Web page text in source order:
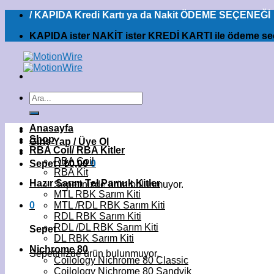
İçeriğe/ KAPIDA Kredi Kartı ya da Nakit ÖDEME SEÇENEĞİ
KAPIDA ister NAKİT ister KREDİ KARTI ile ödeme
Ara:
Giriş Yap / Üye Ol
Sepet /₺0,00 0
Sepetinizde ürün bulunmuyor.
0
Sepet
Sepetinizde ürün bulunmuyor.
Anasayfa
Shop
RBA Coil/ RBA Kitler
RBA Coil
RBA Kit
Hazır Sarım Tel Pamuk Kitler
MTL RBK Sarım Kiti
MTL /RDL RBK Sarım Kiti
RDL RBK Sarım Kiti
RDL /DL RBK Sarım Kiti
DL RBK Sarım Kiti
Nichrome 80
Coilology Nichrome 80 Classic
Coilology Nichrome 80 Sandvik